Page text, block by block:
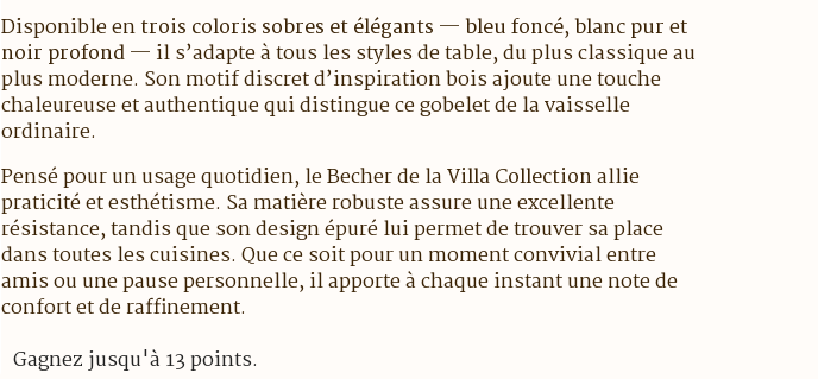
Disponible entrois coloris sobres et élégants —bleu foncé,blanc puret
noir profond— il s’adapte à tous les styles de table, du plus classique au
plus moderne. Son motif discret d’inspiration bois ajoute une touche
chaleureuse et authentique qui distingue ce gobelet de la vaisselle
ordinaire.
Pensé pour un usage quotidien, le Becher de laVilla Collectionallie
praticité et esthétisme. Sa matière robuste assure une excellente
résistance, tandis que son design épuré lui permet de trouver sa place
dans toutes les cuisines. Que ce soit pour un moment convivial entre
amis ou une pause personnelle, il apporte à chaque instant une note de
confort et de raffinement.
Gagnez jusqu'à 13 points.